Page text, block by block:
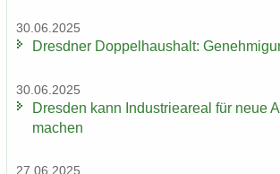
30.06.2025
Dresd­ner Dop­pel­haus­halt:
30.06.2025
Dres­den kann In­dus­trie­are­al für neue
ma­chen
27.06.2025